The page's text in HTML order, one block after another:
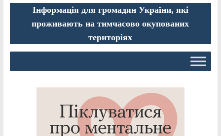
Інформація для громадян України, які
проживають на тимчасово окупованих
територіях